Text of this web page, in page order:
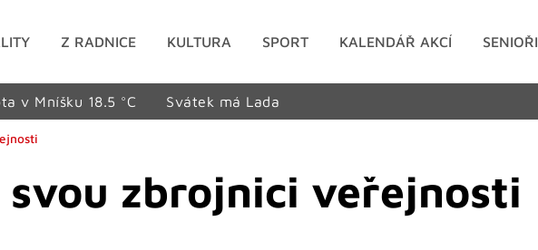
Z RADNICE KULTURA SPORT KALENDÁŘ AKCÍ SENIOŘI
v Mníšku 18.5 °C Svátek má Lada
zbrojnici veřejnosti